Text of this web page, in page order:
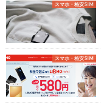
スマホ・格安SIM
スマホ・格安SIM